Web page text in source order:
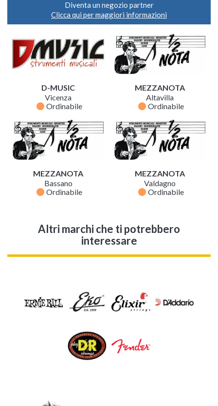
Diventa un negozio partner
Clicca qui per maggiori informazioni
D-MUSIC
Vicenza
fiber_manual_record Ordinabile
MEZZANOTA
Altavilla
fiber_manual_record Ordinabile
MEZZANOTA
Bassano
fiber_manual_record Ordinabile
MEZZANOTA
Valdagno
fiber_manual_record Ordinabile
Altri marchi che ti potrebbero
interessare